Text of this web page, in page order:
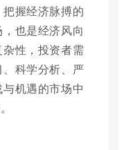
握经济脉搏的
也是经济风向
性，投资者需
科学分析、严
机遇的市场中